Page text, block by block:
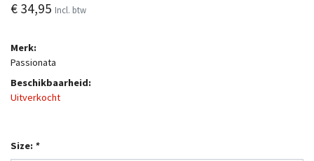
€ 34,95 Incl. btw
Merk:
Passionata
Beschikbaarheid:
Uitverkocht
Size: *